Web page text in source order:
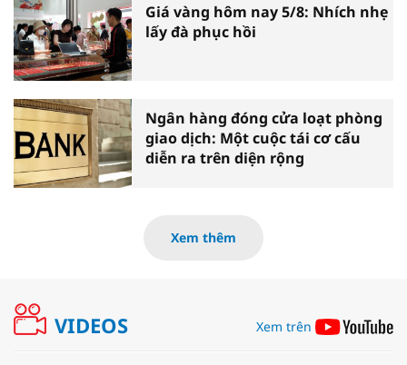
Giá vàng hôm nay 5/8: Nhích nhẹ
lấy đà phục hồi
Ngân hàng đóng cửa loạt phòng
giao dịch: Một cuộc tái cơ cấu
diễn ra trên diện rộng
Xem thêm
VIDEOS Xem trên